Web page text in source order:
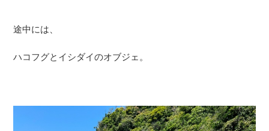
途中には、
ハコフグとイシダイのオブジェ。